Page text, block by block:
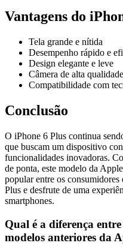
Vantagens do
Tela grande e nítida
Desempenho rápido e
Design elegante e leve
Câmera de alta qualidade
Compatibilidade com
Conclusão
O iPhone 6 Plus continua
que buscam um dispositivo
funcionalidades inovadoras.
de ponta, este modelo da
popular entre os
Plus e desfrute de uma
smartphones.
Qual é a diferença
modelos anteriores da